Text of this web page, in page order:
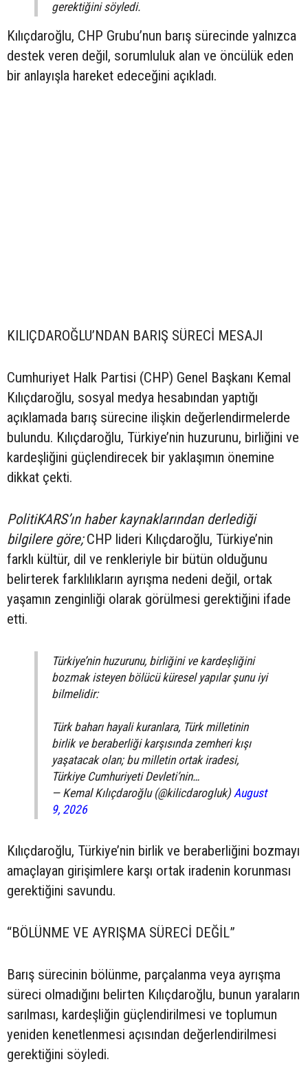
gerektiğini söyledi.
Kılıçdaroğlu, CHP Grubu’nun barış sürecinde yalnızca
destek veren değil, sorumluluk alan ve öncülük eden
bir anlayışla hareket edeceğini açıkladı.
KILIÇDAROĞLU’NDAN BARIŞ SÜRECİ MESAJI
Cumhuriyet Halk Partisi (CHP) Genel Başkanı Kemal
Kılıçdaroğlu, sosyal medya hesabından yaptığı
açıklamada barış sürecine ilişkin değerlendirmelerde
bulundu. Kılıçdaroğlu, Türkiye’nin huzurunu, birliğini ve
kardeşliğini güçlendirecek bir yaklaşımın önemine
dikkat çekti.
PolitiKARS’ın haber kaynaklarından derlediği
bilgilere göre;CHP lideri Kılıçdaroğlu, Türkiye’nin
farklı kültür, dil ve renkleriyle bir bütün olduğunu
belirterek farklılıkların ayrışma nedeni değil, ortak
yaşamın zenginliği olarak görülmesi gerektiğini ifade
etti.
Türkiye’nin huzurunu, birliğini ve kardeşliğini
bozmak isteyen bölücü küresel yapılar şunu iyi
bilmelidir:
Türk baharı hayali kuranlara, Türk milletinin
birlik ve beraberliği karşısında zemheri kışı
yaşatacak olan; bu milletin ortak iradesi,
Türkiye Cumhuriyeti Devleti’nin…
— Kemal Kılıçdaroğlu (@kilicdarogluk)August
9, 2026
Kılıçdaroğlu, Türkiye’nin birlik ve beraberliğini bozmayı
amaçlayan girişimlere karşı ortak iradenin korunması
gerektiğini savundu.
“BÖLÜNME VE AYRIŞMA SÜRECİ DEĞİL”
Barış sürecinin bölünme, parçalanma veya ayrışma
süreci olmadığını belirten Kılıçdaroğlu, bunun yaraların
sarılması, kardeşliğin güçlendirilmesi ve toplumun
yeniden kenetlenmesi açısından değerlendirilmesi
gerektiğini söyledi.